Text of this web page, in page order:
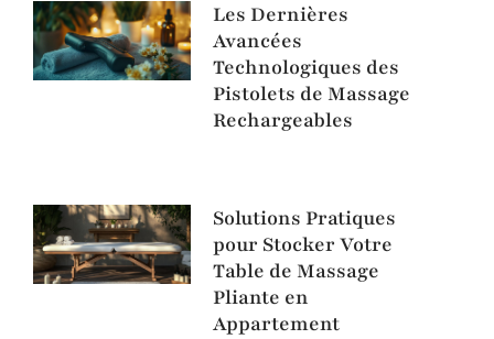
Les Dernières
Avancées
Technologiques des
Pistolets de Massage
Rechargeables
Solutions Pratiques
pour Stocker Votre
Table de Massage
Pliante en
Appartement